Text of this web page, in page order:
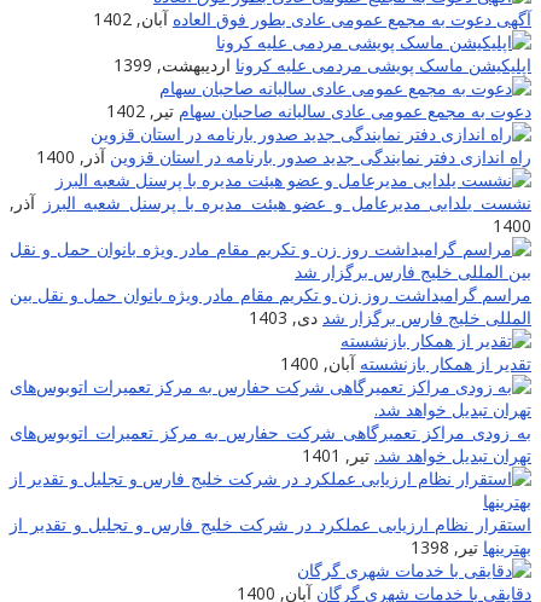
آگهی دعوت به مجمع عمومی عادی بطور فوق العاده آبان, 1402
اپلیکیشن ماسک پویشی مردمی علیه کرونا اردیبهشت, 1399
دعوت به مجمع عمومی عادی سالیانه صاحبان سهام تیر, 1402
راه اندازی دفتر نمایندگی جدید صدور بارنامه در استان قزوین آذر, 1400
نشست یلدایی مدیرعامل و عضو هیئت مدیره با پرسنل شعبه البرز آذر,
1400
مراسم گرامیداشت روز زن و تکریم مقام مادر ویژه بانوان حمل و نقل بین
المللی خلیج فارس برگزار شد دی, 1403
تقدیر از همکار بازنشسته آبان, 1400
به زودی مراکز تعمیرگاهی شرکت حفارس به مرکز تعمیرات اتوبوس‌های
تهران تبدیل خواهد شد. تیر, 1401
استقرار نظام ارزیابی عملکرد در شرکت خلیج فارس و تجلیل و تقدیر از
بهترینها تیر, 1398
دقایقی با خدمات شهری گرگان آبان, 1400